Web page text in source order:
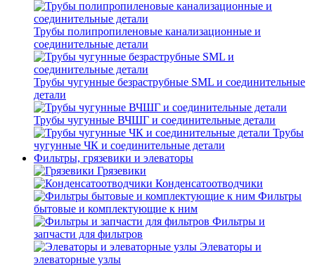
Трубы полипропиленовые канализационные и
соединительные детали
Трубы чугунные безраструбные SML и соединительные
детали
Трубы чугунные ВЧШГ и соединительные детали
Трубы
чугунные ЧК и соединительные детали
Фильтры, грязевики и элеваторы
Грязевики
Конденсатоотводчики
Фильтры
бытовые и комплектующие к ним
Фильтры и
запчасти для фильтров
Элеваторы и
элеваторные узлы